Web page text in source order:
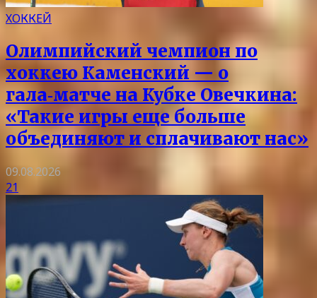
ХОККЕЙ
Олимпийский чемпион по
хоккею Каменский — о
гала‑матче на Кубке Овечкина:
«Такие игры еще больше
объединяют и сплачивают нас»
09.08.2026
21